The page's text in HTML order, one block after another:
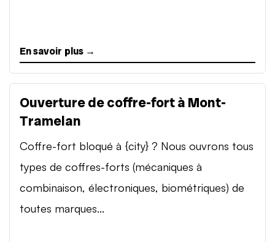
En savoir plus →
Ouverture de coffre-fort à Mont-
Tramelan
Coffre-fort bloqué à {city} ? Nous ouvrons tous
types de coffres-forts (mécaniques à
combinaison, électroniques, biométriques) de
toutes marques...